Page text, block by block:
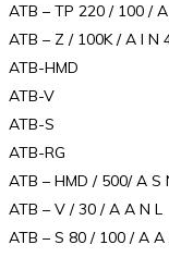
ATB – TP 220 / 100 /
ATB – Z / 100K / A I N
ATB-HMD
ATB-V
ATB-S
ATB-RG
ATB – HMD / 500/ A S
ATB – V / 30 / A A N L
ATB – S 80 / 100 / A A